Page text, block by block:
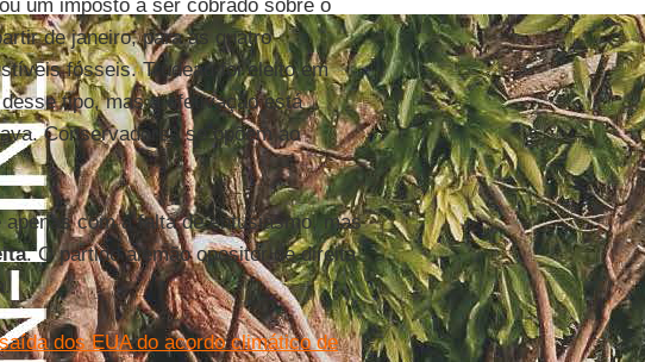
um imposto a ser cobrado sobre o
de janeiro, para as quatro
fósseis. Trudeau foi eleito em
tipo, mas a efetivação está
Conservadores se opõem ao
apenas com a falta de entusiasmo, mas
. O partido alemão opositor de direita
dos EUA do acordo climático de